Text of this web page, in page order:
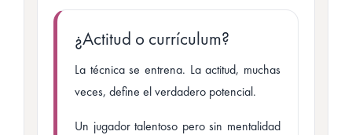
¿Actitud o currículum?
La técnica se entrena. La actitud, muchas
veces, define el verdadero potencial.
Un jugador talentoso pero sin mentalidad